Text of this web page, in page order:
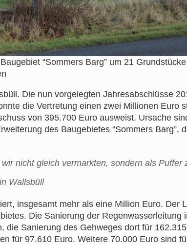
“Sommers Barg” um 21
Die nun vorgelegten Jahresabschlüsse
die Vertretung einen zwei Millionen Euro
von 395.700 Euro ausweist. Ursache
des Baugebietes “Sommers Barg”,
nicht gleich vermarkten, sondern als Puffer
Wallsbüll
insgesamt mehr als eine Million Euro. Der
Die Sanierung der Regenwasserleitung
die Sanierung des Gehweges dort für
für 97.610 Euro. Weitere 70.000 Euro sind